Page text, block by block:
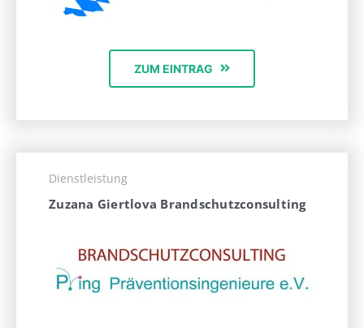
ZUM EINTRAG
Dienstleistung
Zuzana Giertlova Brandschutzconsulting